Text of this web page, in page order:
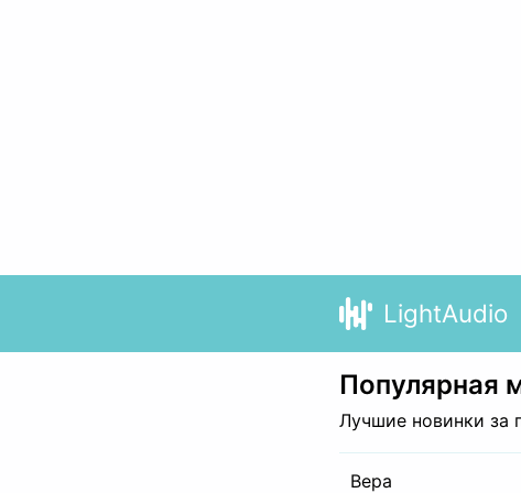
LightAudio
Популярная
Лучшие новинки за
Вера